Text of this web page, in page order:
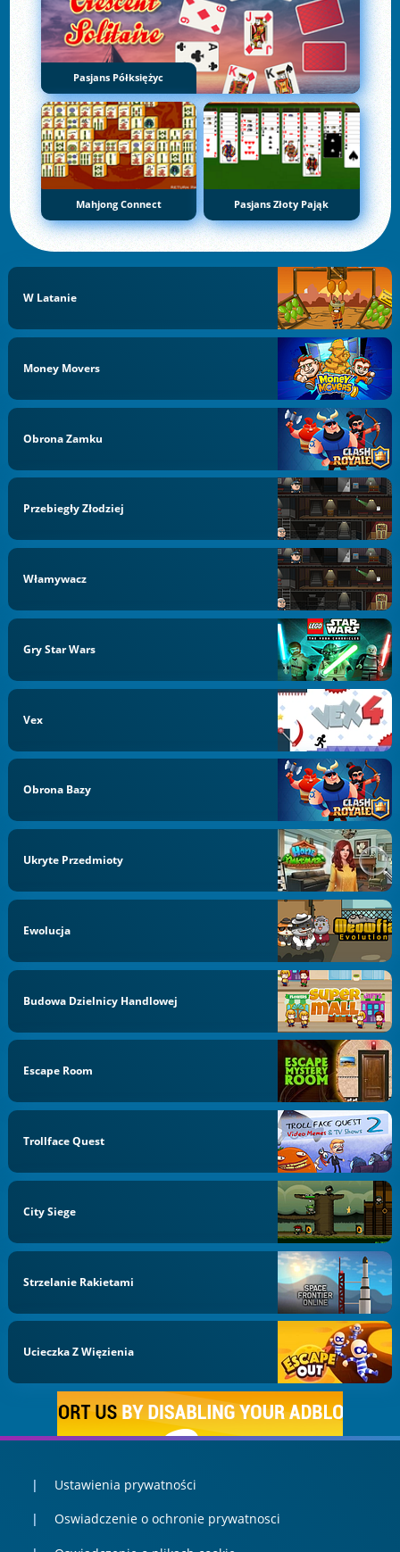
Pasjans Półksiężyc
Mahjong Connect Pasjans Złoty Pająk
W Latanie
Money Movers
Obrona Zamku
Przebiegły Złodziej
Włamywacz
Gry Star Wars
Vex
Obrona Bazy
Ukryte Przedmioty
Ewolucja
Budowa Dzielnicy Handlowej
Escape Room
Trollface Quest
City Siege
Strzelanie Rakietami
Ucieczka Z Więzienia
Ustawienia prywatności
Oswiadczenie o ochronie prywatnosci